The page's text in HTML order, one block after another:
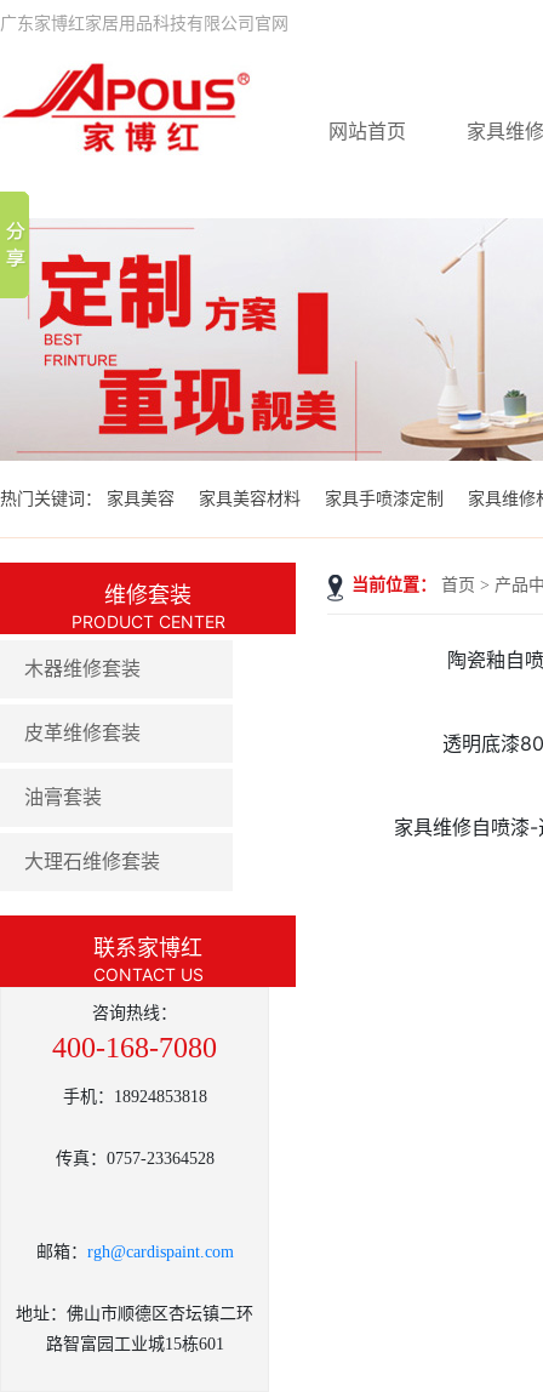
广东家博红家居用品科技有限公司官网
网站首页 家具维
热门关键词： 家具美容 家具美容材料 家具手喷漆定制 家具维修
当前位置： 首页 > 产品
陶瓷釉自
透明底漆
家具维修自喷漆
维修套装
PRODUCT CENTER
木器维修套装
皮革维修套装
油膏套装
大理石维修套装
联系家博红
CONTACT US
咨询热线：
400-168-7080
手机：18924853818
传真：0757-23364528
邮箱： rgh@cardispaint.com
地址：佛山市顺德区杏坛镇二环
路智富园工业城15栋601